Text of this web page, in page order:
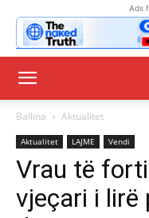
Ads
Ballina Aktualitet
Aktualitet LAJME Vendi
Vrau të
vjeçari i lirë